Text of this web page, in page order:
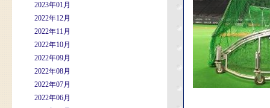
2023年01月
2022年12月
2022年11月
2022年10月
2022年09月
2022年08月
2022年07月
2022年06月